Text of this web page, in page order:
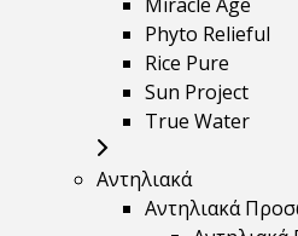
Miracle Age
Phyto Relieful
Rice Pure
Sun Project
True Water
Αντηλιακά
Αντηλιακά